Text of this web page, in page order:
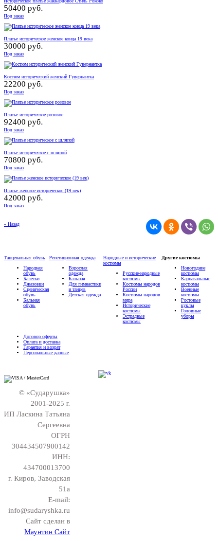
50400 руб.
Под заказ
Платье историческое женское конца 19 века
30000 руб.
Под заказ
Костюм исторический женский Гувернантка
22200 руб.
Под заказ
Платье историческое розовое
92400 руб.
Под заказ
Платье историческое с шляпой
70800 руб.
Под заказ
Платье женское историческое (19 век)
42000 руб.
Под заказ
« Назад
Танцевальная обувь
Народная
обувь
Балетки
Джазовки
Сценическая
обувь
Бальная
обувь
Репетиционная одежда
Взрослая
одежда
Бальная
Для гимнастики
и танцев
Детская одежда
Народные и исторические
костюмы
Русские-народные
костюмы
Костюмы народов
России
Костюмы народов
мира
Исторические
костюмы
Эстрадные
костюмы
Другие костюмы
Новогодние
костюмы
Карнавальные
костюмы
Военные
костюмы
Ростовые
куклы
Головные
уборы
Договор оферты
Оплата и доставка
Гарантия и возрат
Персональные данные
© «Сударушка»
2001-2025 г.
ИП Ласкина Татьяна
Сергеевна
ОГРН
304434507900142
ИНН:
434700013700
г. Киров, Заводская
51а
E-mail:
info@sudaryshka.ru
Сайт сделан в
Маунтин Сайт